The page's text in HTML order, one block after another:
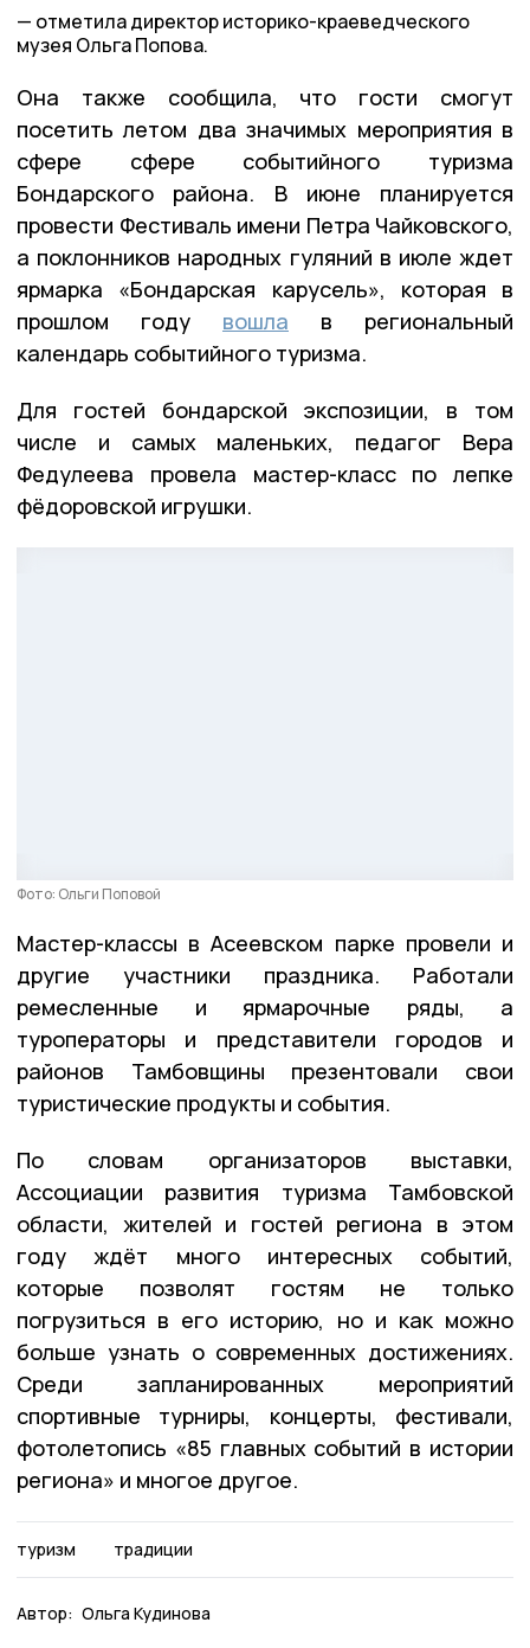
отметила директор историко-краеведческого
музея Ольга Попова.
Она также сообщила, что гости смогут
посетить летом два значимых мероприятия в
сфере сфере событийного туризма
Бондарского района. В июне планируется
провести Фестиваль имени Петра Чайковского,
а поклонников народных гуляний в июле ждет
ярмарка «Бондарская карусель», которая в
прошлом году вошла в региональный
календарь событийного туризма.
Для гостей бондарской экспозиции, в том
числе и самых маленьких, педагог Вера
Федулеева провела мастер-класс по лепке
фёдоровской игрушки.
Фото: Ольги Поповой
Мастер-классы в Асеевском парке провели и
другие участники праздника. Работали
ремесленные и ярмарочные ряды, а
туроператоры и представители городов и
районов Тамбовщины презентовали свои
туристические продукты и события.
По словам организаторов выставки,
Ассоциации развития туризма Тамбовской
области, жителей и гостей региона в этом
году ждёт много интересных событий,
которые позволят гостям не только
погрузиться в его историю, но и как можно
больше узнать о современных достижениях.
Среди запланированных мероприятий
спортивные турниры, концерты, фестивали,
фотолетопись «85 главных событий в истории
региона» и многое другое.
туризм традиции
Автор: Ольга Кудинова